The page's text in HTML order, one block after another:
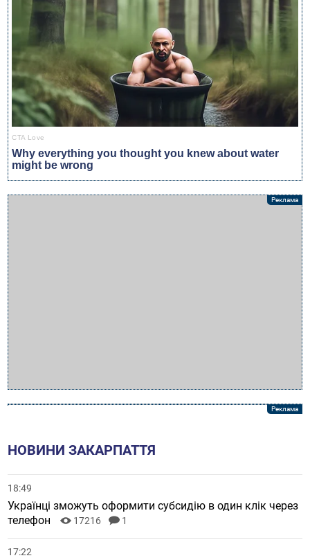
НОВИНИ ЗАКАРПАТТЯ
18:49
Українці зможуть оформити субсидію в один клік через
телефон
17216 1
17:22